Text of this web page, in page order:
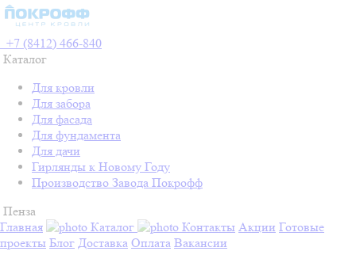
+7 (8412) 466-840
Каталог
Для кровли
Для забора
Для фасада
Для фундамента
Для дачи
Гирлянды к Новому Году
Производство Завода Покрофф
Пенза
Главная
Каталог Контакты Акции Готовые
проекты Блог Доставка Оплата Вакансии